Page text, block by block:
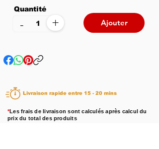
Quantité
+
- Ajouter
Livraison rapide entre 15 - 20 mins
*Les frais de livraison sont calculés après calcul du
prix du total des produits